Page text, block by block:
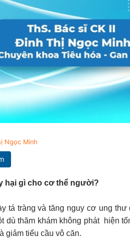
Ngọc Minh
hại gì cho cơ thể người?
tá tràng và tăng nguy cơ ung
dù thăm khám không phát hiện
giảm tiểu cầu vô căn.